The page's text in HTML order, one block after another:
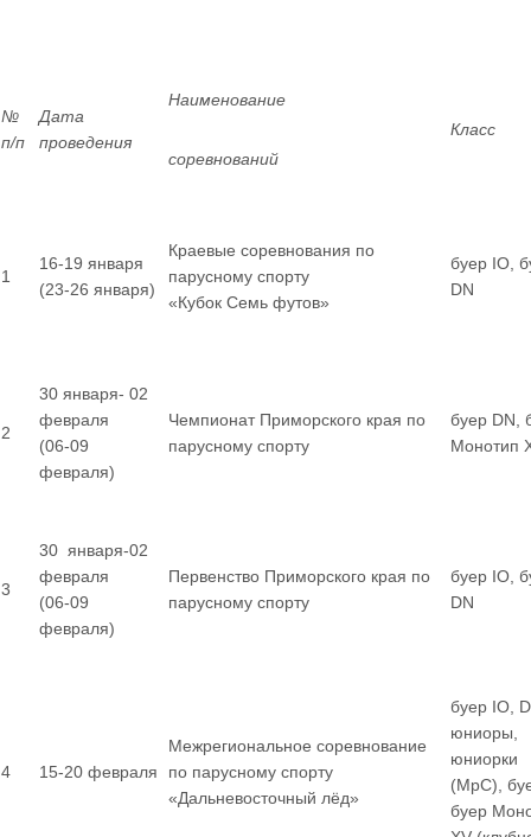
№
п/п
Дата
проведения
Наименование
соревнований
Класс
1
16-19 января
(23-26 января)
Краевые соревнования по
парусному спорту
«Кубок Семь футов»
буер IO,
DN
2
30 января- 02
февраля
(06-09
февраля)
Чемпионат Приморского края по
парусному спорту
буер DN,
Монотип
3
30 января-02
февраля
(06-09
февраля)
Первенство Приморского края по
парусному спорту
буер IO,
DN
4 15-20 февраля
Межрегиональное соревнование
по парусному спорту
«Дальневосточный лёд»
буер IO,
юниоры,
юниорки
(МрС),
буер